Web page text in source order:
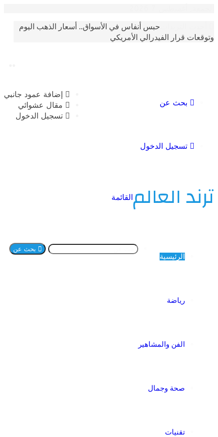
حبس أنفاس في الأسواق.. أسعار الذهب اليوم
قرار الفيدرالي الأمريكي
إضافة عمود جانبي
مقال عشوائي
تسجيل الدخول
بحث عن
تسجيل الدخول
العالمالقائمة
الفن والمشاهير
صحة وجمال
بحث عن